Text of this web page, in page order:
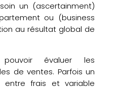
un (ascertainment)
ou (business
au résultat global de
pouvoir évaluer les
de ventes. Parfois un
entre frais et variable